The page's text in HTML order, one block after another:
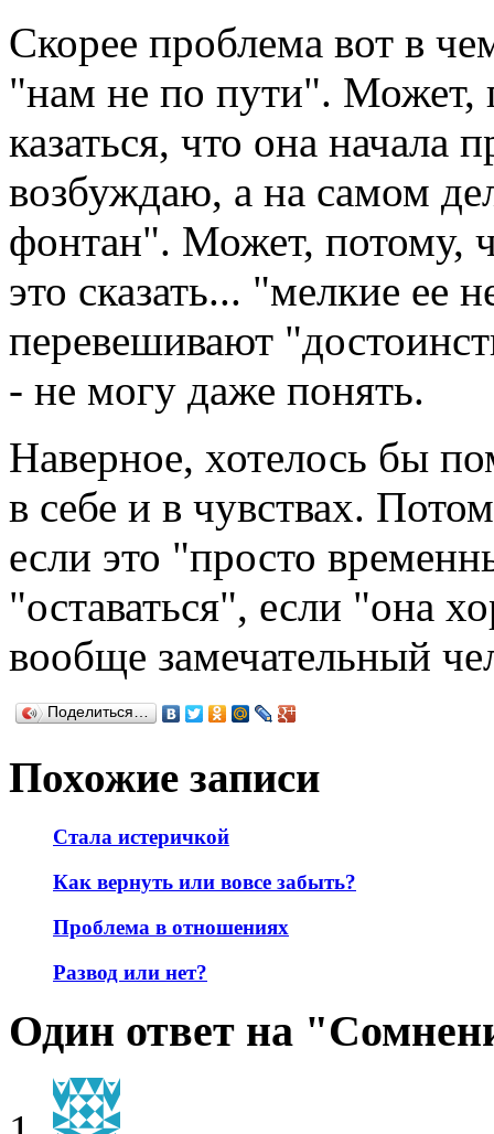
Скорее проблема вот в
"нам не по пути". Может,
казаться, что она начала
возбуждаю, а на самом
фонтан". Может, потому,
это сказать... "мелкие ее
перевешивают
- не могу даже понять.
Наверное, хотелось бы
в себе и в чувствах.
если это "просто
"оставаться", если "она
вообще замечательный
Поделиться…
Похожие записи
Стала истеричкой
Как вернуть или вовсе забыть?
Проблема в отношениях
Развод или нет?
Один ответ на